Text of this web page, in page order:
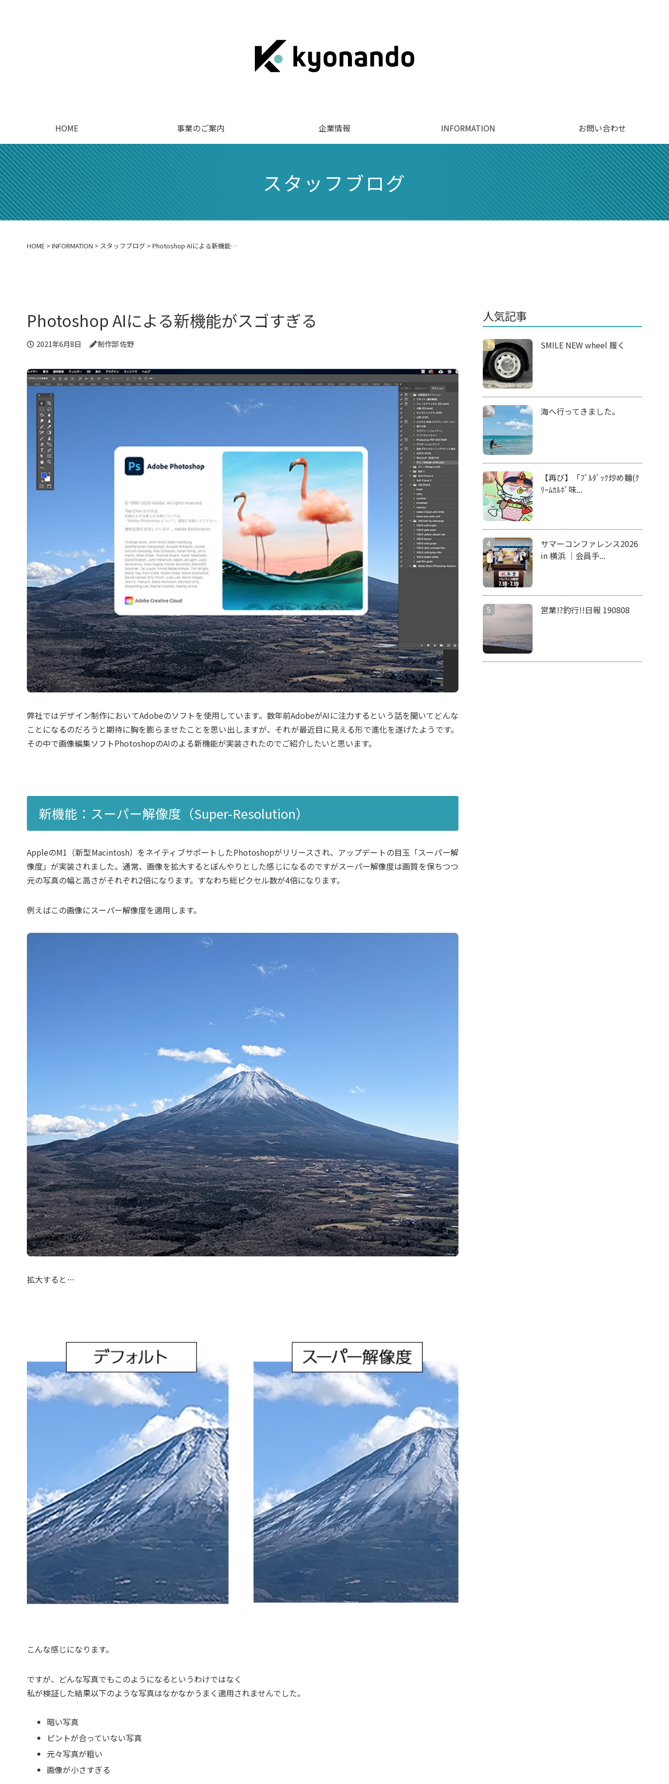
HOME 事業のご案内 企業情報 INFORMATION お問い合わせ
スタッフブログ
HOME> INFORMATION > スタッフブログ > Photoshop AIによる新機能がスゴすぎる
Photoshop AIによる新機能がスゴすぎる
2021年6月8日 制作部 佐野
弊社ではデザイン制作においてAdobeのソフトを使用しています。数年前AdobeがAIに注力するという話を聞いてどんな
ことになるのだろうと期待に胸を膨らませたことを思い出しますが、それが最近目に見える形で進化を遂げたようです。
その中で画像編集ソフトPhotoshopのAIのよる新機能が実装されたのでご紹介したいと思います。
新機能：スーパー解像度（Super-Resolution）
AppleのM1（新型Macintosh）をネイティブサポートしたPhotoshopがリリースされ、アップデートの目玉「スーパー解
像度」が実装されました。通常、画像を拡大するとぼんやりとした感じになるのですがスーパー解像度は画質を保ちつつ
元の写真の幅と高さがそれぞれ2倍になります。すなわち総ピクセル数が4倍になります。
例えばこの画像にスーパー解像度を適用します。
拡大すると…
こんな感じになります。
ですが、どんな写真でもこのようになるというわけではなく
私が検証した結果以下のような写真はなかなかうまく適用されませんでした。
暗い写真
ピントが合っていない写真
元々写真が粗い
画像が小さすぎる
人気記事
SMILE NEW wheel 履く
海へ行ってきました。
【再び】「ﾌﾞﾙﾀﾞｯｸ炒め麺(ｸ
ﾘｰﾑｶﾙﾎﾞ味...
サマーコンファレンス2026
in 横浜 ｜会員手...
営業!?釣行!!日報 190808